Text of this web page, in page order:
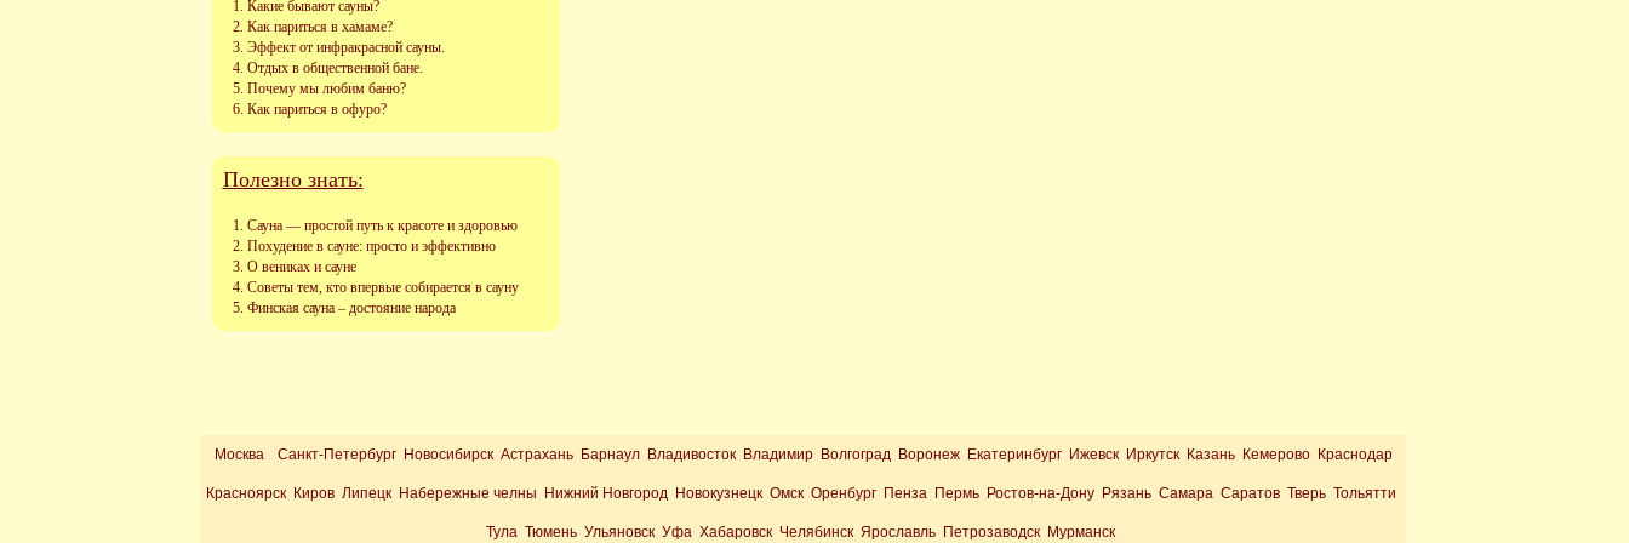
Какие бывают сауны?
Как париться в хамаме?
Эффект от инфракрасной сауны.
Отдых в общественной бане.
Почему мы любим баню?
Как париться в офуро?
Полезно знать:
Сауна — простой путь к красоте и здоровью
Похудение в сауне: просто и эффективно
О вениках и сауне
Советы тем, кто впервые собирается в сауну
Финская сауна – достояние народа
Москва Санкт-Петербург Новосибирск Астрахань Барнаул Владивосток Владимир Волгоград Воронеж Екатеринбург Ижевск Иркутск Казань Кемерово Краснодар
Красноярск Киров Липецк Набережные челны Нижний Новгород Новокузнецк Омск Оренбург Пенза Пермь Ростов-на-Дону Рязань Самара Саратов Тверь Тольятти
Тула Тюмень Ульяновск Уфа Хабаровск Челябинск Ярославль Петрозаводск Мурманск